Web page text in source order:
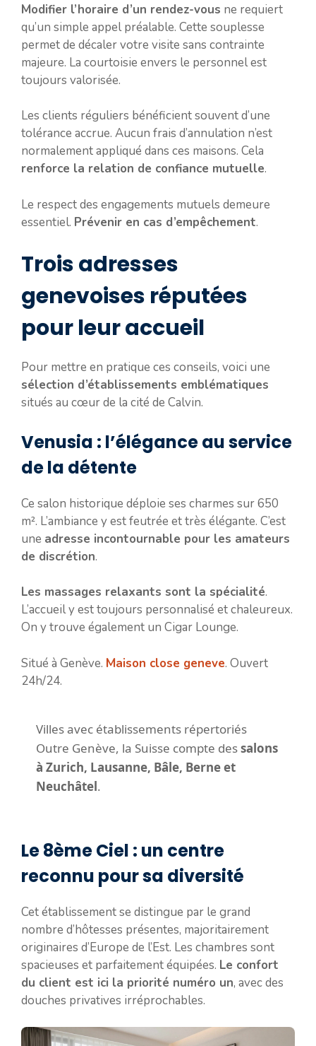
Modifier l’horaire d’un rendez-vous ne requiert
qu’un simple appel préalable. Cette souplesse
permet de décaler votre visite sans contrainte
majeure. La courtoisie envers le personnel est
toujours valorisée.
Les clients réguliers bénéficient souvent d’une
tolérance accrue. Aucun frais d’annulation n’est
normalement appliqué dans ces maisons. Cela
renforce la relation de confiance mutuelle.
Le respect des engagements mutuels demeure
essentiel. Prévenir en cas d’empêchement.
Trois adresses
genevoises réputées
pour leur accueil
Pour mettre en pratique ces conseils, voici une
sélection d’établissements emblématiques
situés au cœur de la cité de Calvin.
Venusia : l’élégance au service
de la détente
Ce salon historique déploie ses charmes sur 650
m². L’ambiance y est feutrée et très élégante. C’est
une adresse incontournable pour les amateurs
de discrétion.
Les massages relaxants sont la spécialité.
L’accueil y est toujours personnalisé et chaleureux.
On y trouve également un Cigar Lounge.
Situé à Genève. Maison close geneve. Ouvert
24h/24.
Villes avec établissements répertoriés
Outre Genève, la Suisse compte dessalons
à Zurich, Lausanne, Bâle, Berne et
Neuchâtel.
Le 8ème Ciel : un centre
reconnu pour sa diversité
Cet établissement se distingue par le grand
nombre d’hôtesses présentes, majoritairement
originaires d’Europe de l’Est. Les chambres sont
spacieuses et parfaitement équipées. Le confort
du client est ici la priorité numéro un, avec des
douches privatives irréprochables.